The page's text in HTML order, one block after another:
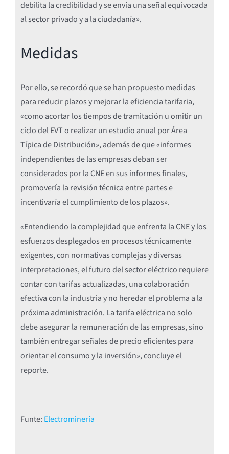
debilita la credibilidad y se envía una señal equivocada
al sector privado y a la ciudadanía».
Medidas
Por ello, se recordó que se han propuesto medidas
para reducir plazos y mejorar la eficiencia tarifaria,
«como acortar los tiempos de tramitación u omitir un
ciclo del EVT o realizar un estudio anual por Área
Típica de Distribución», además de que «informes
independientes de las empresas deban ser
considerados por la CNE en sus informes finales,
promovería la revisión técnica entre partes e
incentivaría el cumplimiento de los plazos».
«Entendiendo la complejidad que enfrenta la CNE y los
esfuerzos desplegados en procesos técnicamente
exigentes, con normativas complejas y diversas
interpretaciones, el futuro del sector eléctrico requiere
contar con tarifas actualizadas, una colaboración
efectiva con la industria y no heredar el problema a la
próxima administración. La tarifa eléctrica no solo
debe asegurar la remuneración de las empresas, sino
también entregar señales de precio eficientes para
orientar el consumo y la inversión», concluye el
reporte.
Funte: Electrominería